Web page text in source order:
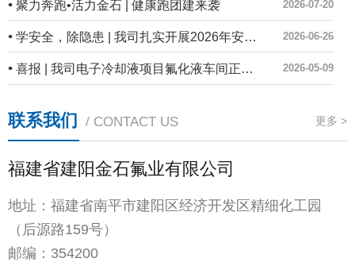
聚力奔跑•活力金石 | 健康跑团建来袭 2026-07-20
学安全，除隐患 | 我司扎实开展2026年安全生产月系列活动 2026-06-26
喜报 | 我司电子冷却液项目氟化液车间正式投产！ 2026-05-09
联系我们 / CONTACT US 更多 >
福建省建阳金石氟业有限公司
地址：福建省南平市建阳区经济开发区精细化工园
（后源路159号）
邮编：354200